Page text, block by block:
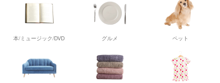
本/ミュージック/DVD グルメ ペット